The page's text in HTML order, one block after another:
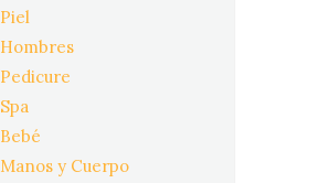
Piel
Hombres
Pedicure
Spa
Bebé
Manos y Cuerpo